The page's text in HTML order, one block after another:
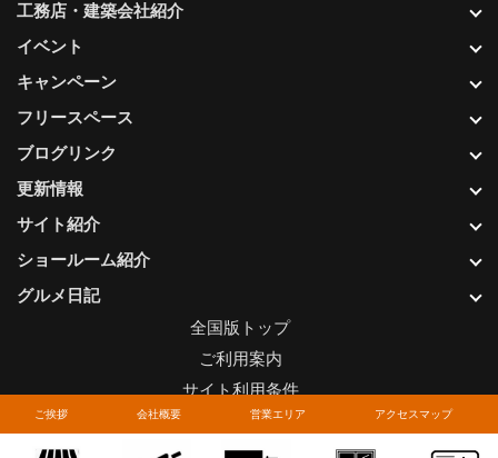
ご挨拶 会社概要 営業エリア アクセスマップ
更新情報
サイト紹介
ショールーム紹介
グルメ日記
工務店・建築会社紹介
イベント
キャンペーン
フリースペース
ブログリンク
全国版トップ
ご利用案内
サイト利用条件
プライバシーポリシー
関連リンク